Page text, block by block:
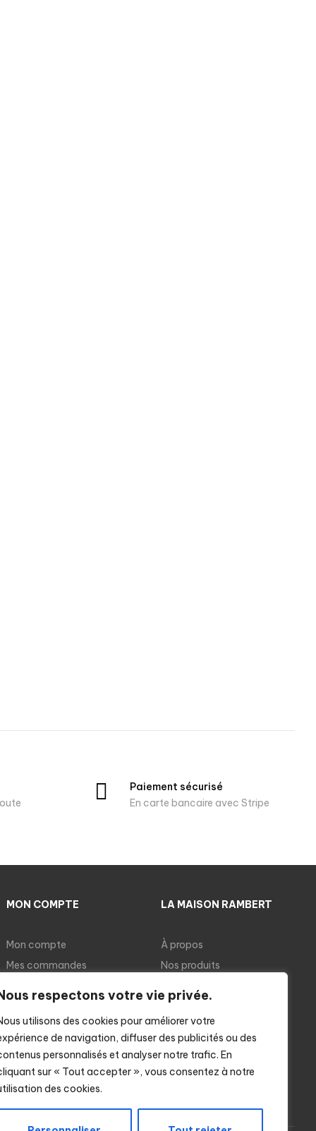
respectons votre vie privée.
utilisons des cookies pour améliorer votre
de navigation, diffuser des publicités ou des
personnalisés et analyser notre trafic. En
sur « Tout accepter », vous consentez à notre
des cookies.
Paiement sécurisé
En carte bancaire avec Stripe
MON COMPTE
Mon compte
Mes commandes
LA MAISON RAMBERT
À propos
Nos produits
Cuisson des ravioles
Notre boutique